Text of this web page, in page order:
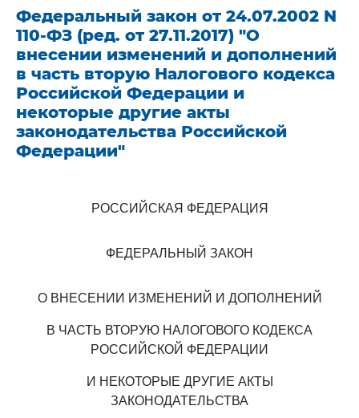
Федеральный закон от 24.07.2002 N
110-ФЗ (ред. от 27.11.2017) "О
внесении изменений и дополнений
в часть вторую Налогового кодекса
Российской Федерации и
некоторые другие акты
законодательства Российской
Федерации"
РОССИЙСКАЯ ФЕДЕРАЦИЯ
ФЕДЕРАЛЬНЫЙ ЗАКОН
О ВНЕСЕНИИ ИЗМЕНЕНИЙ И ДОПОЛНЕНИЙ
В ЧАСТЬ ВТОРУЮ НАЛОГОВОГО КОДЕКСА
РОССИЙСКОЙ ФЕДЕРАЦИИ
И НЕКОТОРЫЕ ДРУГИЕ АКТЫ
ЗАКОНОДАТЕЛЬСТВА